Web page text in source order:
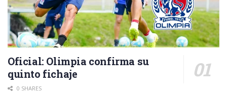
Oficial: Olimpia confirma su
quinto fichaje
0 SHARES